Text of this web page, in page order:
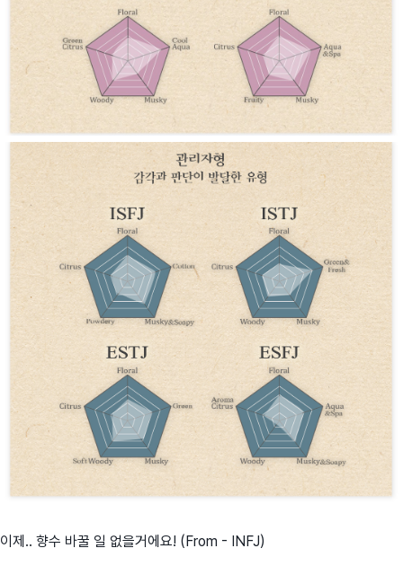
이제.. 향수 바꿀 일 없을거에요! (From - INFJ)